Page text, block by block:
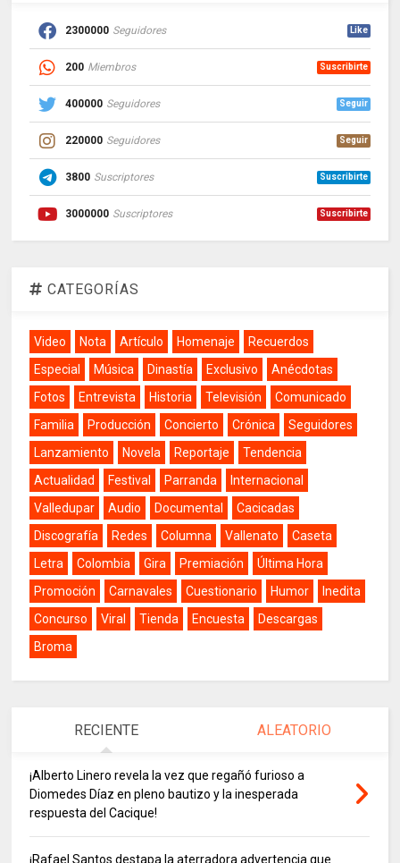
2300000 Seguidores Like
200 Miembros Suscribirte
400000 Seguidores Seguir
220000 Seguidores Seguir
3800 Suscriptores Suscribirte
3000000 Suscriptores Suscribirte
CATEGORÍAS
Video Nota Artículo Homenaje
Recuerdos
Especial
Música Dinastía Exclusivo
Anécdotas
Fotos
Entrevista Historia Televisión
Comunicado
Familia
Producción Concierto Crónica
Seguidores
Lanzamiento
Novela Reportaje
Tendencia
Actualidad
Festival Parranda
Internacional
Valledupar
Audio Documental
Cacicadas
Discografía
Redes Columna Vallenato
Caseta
Letra
Colombia Gira Premiación
Última Hora
Promoción
Carnavales Cuestionario Humor
Inedita
Concurso
Viral Tienda Encuesta
Descargas
Broma
RECIENTE ALEATORIO
¡Alberto Linero revela la vez que regañó furioso a
Diomedes Díaz en pleno bautizo y la inesperada
respuesta del Cacique!
¡Rafael Santos destapa la aterradora advertencia que